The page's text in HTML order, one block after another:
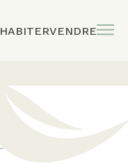
HABITERVENDRE